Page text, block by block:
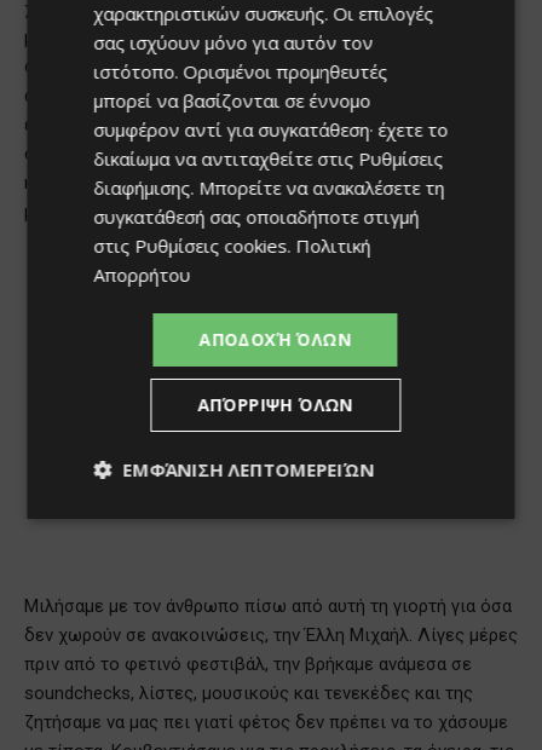
χαρακτηριστικών συσκευής. Οι επιλογές
σας ισχύουν μόνο για αυτόν τον
ιστότοπο. Ορισμένοι προμηθευτές
μπορεί να βασίζονται σε έννομο
συμφέρον αντί για συγκατάθεση· έχετε το
δικαίωμα να αντιταχθείτε στις Ρυθμίσεις
διαφήμισης. Μπορείτε να ανακαλέσετε τη
συγκατάθεσή σας οποιαδήποτε στιγμή
στις Ρυθμίσεις cookies. Πολιτική
Απορρήτου
ΑΠΟΔΟΧΉ ΌΛΩΝ
ΑΠΌΡΡΙΨΗ ΌΛΩΝ
ΕΜΦΆΝΙΣΗ ΛΕΠΤΟΜΕΡΕΙΏΝ